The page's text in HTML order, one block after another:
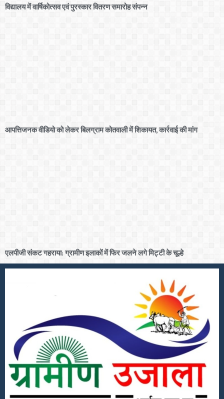
विद्यालय में वार्षिकोत्सव एवं पुरस्कार वितरण समारोह संपन्न
आपत्तिजनक वीडियो को लेकर बिलग्राम कोतवाली में शिकायत, कार्रवाई की मांग
एलपीजी संकट गहराया: ग्रामीण इलाकों में फिर जलने लगे मिट्टी के चूल्हे